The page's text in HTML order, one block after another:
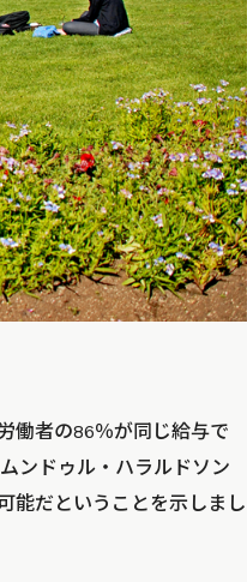
働者の86％が同じ給与で
ンドゥル・ハラルドソン
能だということを示しまし